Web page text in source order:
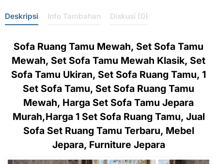
Deskripsi Info Tambahan Diskusi (0)
Sofa Ruang Tamu Mewah, Set Sofa Tamu
Mewah, Set Sofa Tamu Mewah Klasik, Set
Sofa Tamu Ukiran, Set Sofa Ruang Tamu, 1
Set Sofa Tamu, Set Sofa Ruang Tamu
Mewah, Harga Set Sofa Tamu Jepara
Murah,Harga 1 Set Sofa Ruang Tamu, Jual
Sofa Set Ruang Tamu Terbaru, Mebel
Jepara, Furniture Jepara